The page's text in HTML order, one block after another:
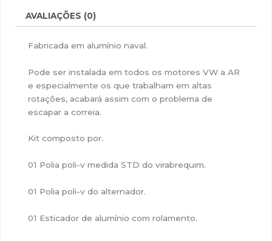
AVALIAÇÕES (0)
Fabricada em alumínio naval.
Pode ser instalada em todos os motores VW a AR
e especialmente os que trabalham em altas
rotações, acabará assim com o problema de
escapar a correia.
Kit composto por.
01 Polia poli-v medida STD do virabrequim.
01 Polia poli-v do alternador.
01 Esticador de alumínio com rolamento.